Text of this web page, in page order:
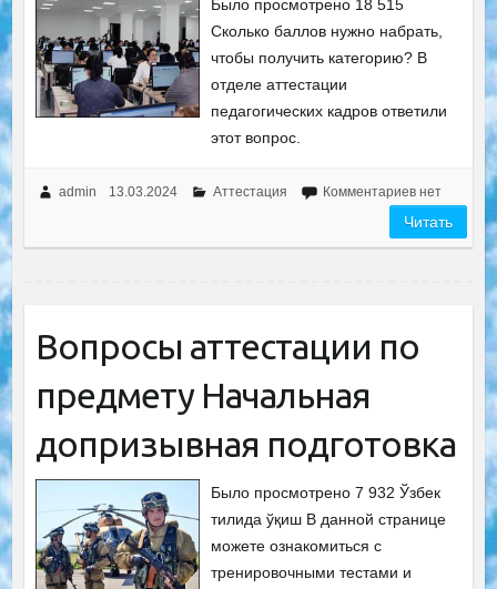
Было просмотрено 18 515
Сколько баллов нужно набрать,
чтобы получить категорию? В
отделе аттестации
педагогических кадров ответили
этот вопрос.
admin 13.03.2024 Аттестация Комментариев нет
Читать
Вопросы аттестации по
предмету Начальная
допризывная подготовка
Было просмотрено 7 932 Ўзбек
тилида ўқиш В данной странице
можете ознакомиться с
тренировочными тестами и